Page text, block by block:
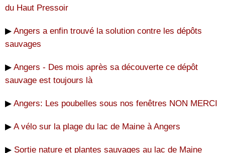
du Haut Pressoir
▶ Angers a enfin trouvé la solution contre les dépôts
sauvages
▶ Angers - Des mois après sa découverte ce dépôt
sauvage est toujours là
▶ Angers: Les poubelles sous nos fenêtres NON MERCI
▶ A vélo sur la plage du lac de Maine à Angers
▶ Sortie nature et plantes sauvages au lac de Maine